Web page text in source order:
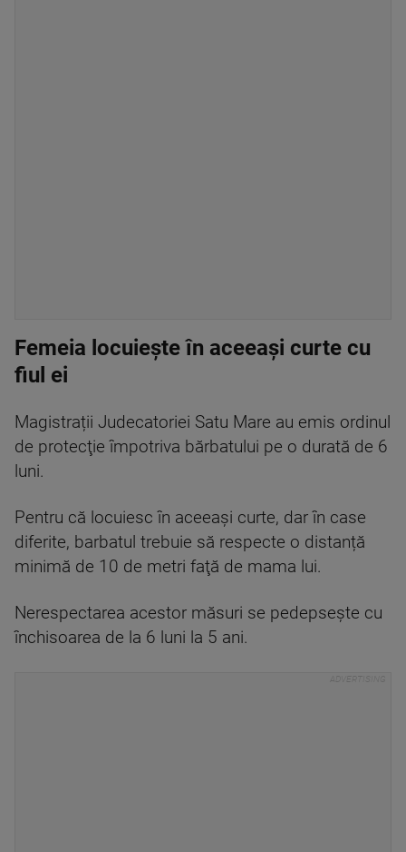
Femeia locuiește în aceeași curte cu
fiul ei
Magistrații Judecatoriei Satu Mare au emis ordinul
de protecţie împotriva bărbatului pe o durată de 6
luni.
Pentru că locuiesc în aceeași curte, dar în case
diferite, barbatul trebuie să respecte o distanță
minimă de 10 de metri faţă de mama lui.
Nerespectarea acestor măsuri se pedepseşte cu
închisoarea de la 6 luni la 5 ani.